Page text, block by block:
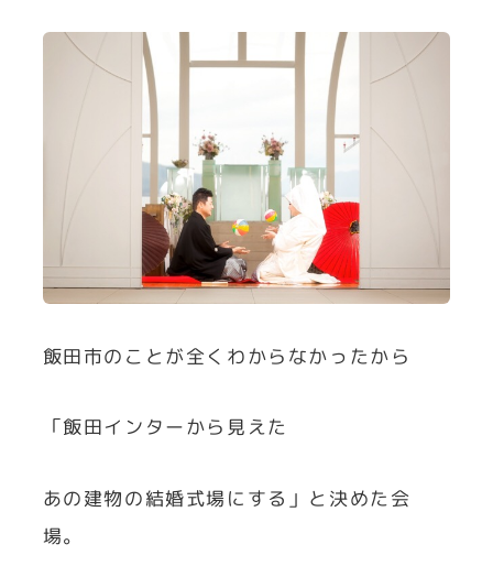
飯田市のことが全くわからなかったから
「飯田インターから見えた
あの建物の結婚式場にする」と決めた会
場。